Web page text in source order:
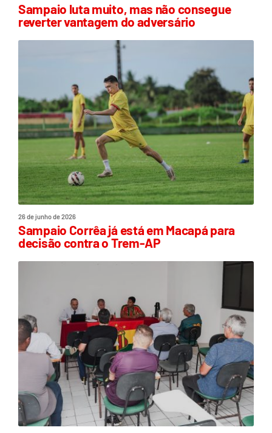
Sampaio luta muito, mas não consegue
reverter vantagem do adversário
26 de junho de 2026
Sampaio Corrêa já está em Macapá para
decisão contra o Trem-AP